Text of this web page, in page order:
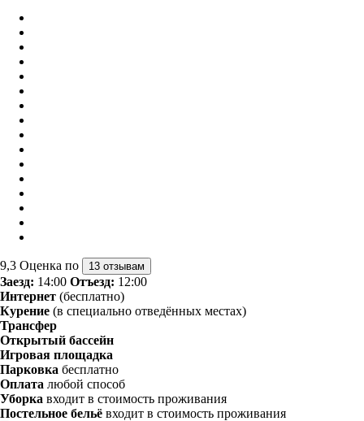
9,3 Оценка по 13 отзывам
Заезд: 14:00 Отъезд: 12:00
Интернет (бесплатно)
Курение (в специально отведённых местах)
Трансфер
Открытый бассейн
Игровая площадка
Парковка бесплатно
Оплата любой способ
Уборка входит в стоимость проживания
Постельное бельё входит в стоимость проживания